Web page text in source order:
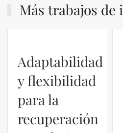
Más trabajos de
Regulación
en las VTCs
– Álvaro
Martín